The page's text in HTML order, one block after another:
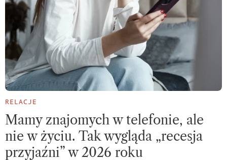
RELACJE
Mamy znajomych w telefonie, ale
nie w życiu. Tak wygląda „recesja
przyjaźni” w 2026 roku